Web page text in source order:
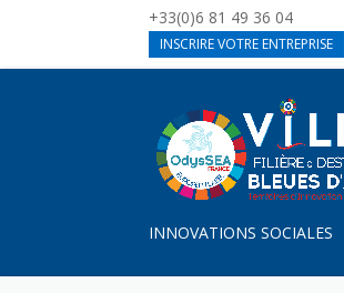
+33(0)6 81 49 36 04
INSCRIRE VOTRE ENTREPRISE
INNOVATIONS SOCIALES